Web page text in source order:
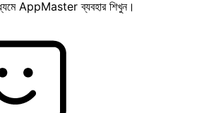
AppMaster ব্যবহার শিখুন।